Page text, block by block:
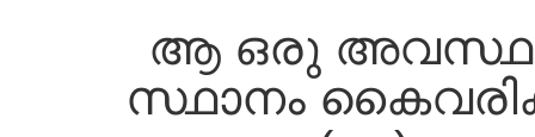
ആ ഒരു അവസ്ഥ
സ്ഥാനം